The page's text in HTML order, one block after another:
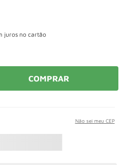
juros no cartão
COMPRAR
Não sei meu CEP